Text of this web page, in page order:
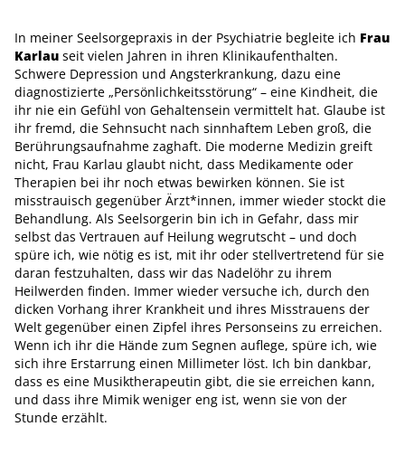
In meiner Seelsorgepraxis in der Psychiatrie begleite ich Frau
Karlau seit vielen Jahren in ihren Klinikaufenthalten.
Schwere Depression und Angsterkrankung, dazu eine
diagnostizierte „Persönlichkeitsstörung“ – eine Kindheit, die
ihr nie ein Gefühl von Gehaltensein vermittelt hat. Glaube ist
ihr fremd, die Sehnsucht nach sinnhaftem Leben groß, die
Berührungsaufnahme zaghaft. Die moderne Medizin greift
nicht, Frau Karlau glaubt nicht, dass Medikamente oder
Therapien bei ihr noch etwas bewirken können. Sie ist
misstrauisch gegenüber Ärzt*innen, immer wieder stockt die
Behandlung. Als Seelsorgerin bin ich in Gefahr, dass mir
selbst das Vertrauen auf Heilung wegrutscht – und doch
spüre ich, wie nötig es ist, mit ihr oder stellvertretend für sie
daran festzuhalten, dass wir das Nadelöhr zu ihrem
Heilwerden finden. Immer wieder versuche ich, durch den
dicken Vorhang ihrer Krankheit und ihres Misstrauens der
Welt gegenüber einen Zipfel ihres Personseins zu erreichen.
Wenn ich ihr die Hände zum Segnen auflege, spüre ich, wie
sich ihre Erstarrung einen Millimeter löst. Ich bin dankbar,
dass es eine Musiktherapeutin gibt, die sie erreichen kann,
und dass ihre Mimik weniger eng ist, wenn sie von der
Stunde erzählt.